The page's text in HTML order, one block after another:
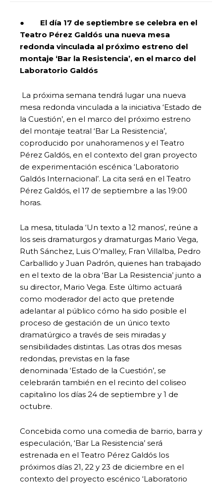
● El día 17 de septiembre se celebra en el
Teatro Pérez Galdós una nueva mesa
redonda vinculada al próximo estreno del
montaje ‘Bar la Resistencia’, en el marco del
Laboratorio Galdós
La próxima semana tendrá lugar una nueva
mesa redonda vinculada a la iniciativa ‘Estado de
la Cuestión’, en el marco del próximo estreno
del montaje teatral ‘Bar La Resistencia’,
coproducido por unahoramenos y el Teatro
Pérez Galdós, en el contexto del gran proyecto
de experimentación escénica ‘Laboratorio
Galdós Internacional’. La cita será en el Teatro
Pérez Galdós, el 17 de septiembre a las 19:00
horas.
La mesa, titulada ‘Un texto a 12 manos’, reúne a
los seis dramaturgos y dramaturgas Mario Vega,
Ruth Sánchez, Luis O’malley, Fran Villalba, Pedro
Carballido y Juan Padrón, quienes han trabajado
en el texto de la obra ‘Bar La Resistencia’ junto a
su director, Mario Vega. Este último actuará
como moderador del acto que pretende
adelantar al público cómo ha sido posible el
proceso de gestación de un único texto
dramatúrgico a través de seis miradas y
sensibilidades distintas. Las otras dos mesas
redondas, previstas en la fase
denominada ‘Estado de la Cuestión’, se
celebrarán también en el recinto del coliseo
capitalino los días 24 de septiembre y 1 de
octubre.
Concebida como una comedia de barrio, barra y
especulación, ‘Bar La Resistencia’ será
estrenada en el Teatro Pérez Galdós los
próximos días 21, 22 y 23 de diciembre en el
contexto del proyecto escénico ‘Laboratorio